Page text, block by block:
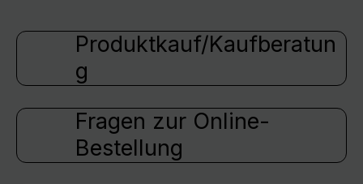
Produktkauf/Kaufberatun
g
Fragen zur Online-
Bestellung